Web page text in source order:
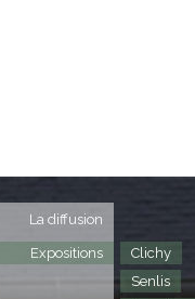
La diffusion
Expositions
Clichy
Senlis